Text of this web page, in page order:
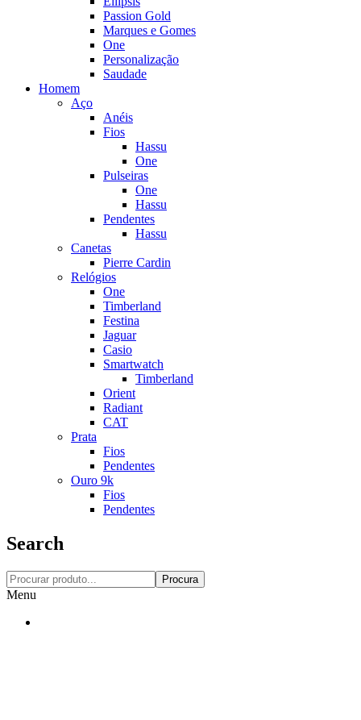
Passion Gold
Marques e Gomes
One
Personalização
Saudade
Homem
Aço
Anéis
Fios
Hassu
One
Pulseiras
One
Hassu
Pendentes
Hassu
Canetas
Pierre Cardin
Relógios
One
Timberland
Festina
Jaguar
Casio
Smartwatch
Timberland
Orient
Radiant
CAT
Prata
Fios
Pendentes
Ouro 9k
Fios
Pendentes
Search
Procura
Menu